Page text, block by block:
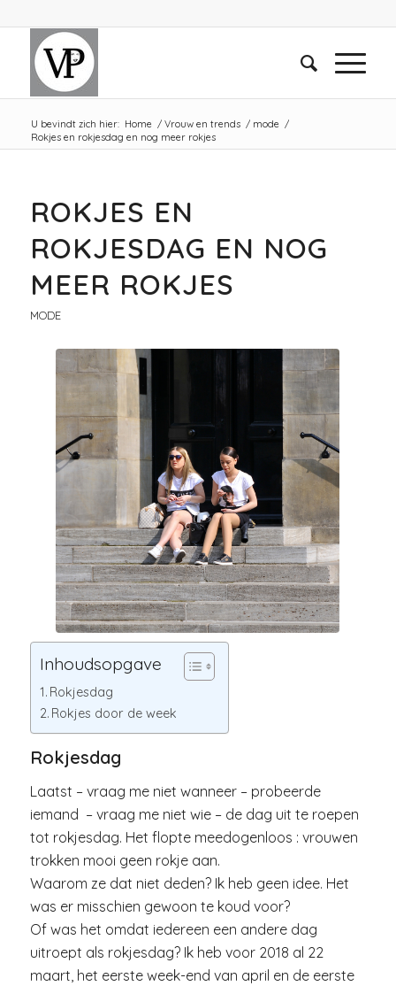
U bevindt zich hier: Home / Vrouw en trends / mode /
Rokjes en rokjesdag en nog meer rokjes
ROKJES EN
ROKJESDAG EN NOG
MEER ROKJES
MODE
Inhoudsopgave
Rokjesdag
Rokjes door de week
Rokjesdag
Laatst – vraag me niet wanneer – probeerde
iemand – vraag me niet wie – de dag uit te roepen
tot rokjesdag. Het flopte meedogenloos : vrouwen
trokken mooi geen rokje aan.
Waarom ze dat niet deden? Ik heb geen idee. Het
was er misschien gewoon te koud voor?
Of was het omdat iedereen een andere dag
uitroept als rokjesdag? Ik heb voor 2018 al 22
maart, het eerste week-end van april en de eerste